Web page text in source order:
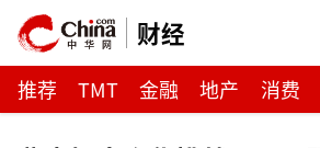
财经
推荐 TMT 金融 地产 消费